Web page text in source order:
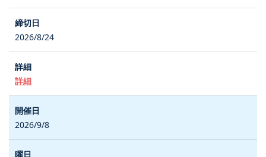
2026/8/24
詳細
2026/9/8